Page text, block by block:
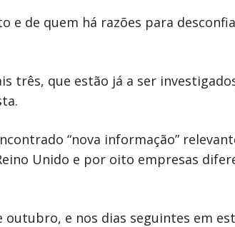
e de quem há razões para
três, que estão já a ser
“nova informação”
Unido e por oito empresas
e nos dias seguintes em